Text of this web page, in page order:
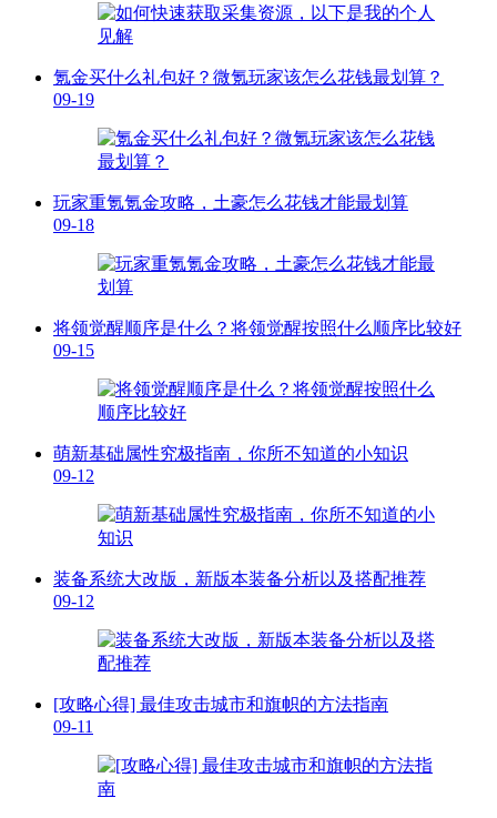
氪金买什么礼包好？微氪玩家该怎么花钱最划算？
09-19
玩家重氪氪金攻略，土豪怎么花钱才能最划算
09-18
将领觉醒顺序是什么？将领觉醒按照什么顺序比较好
09-15
萌新基础属性究极指南，你所不知道的小知识
09-12
装备系统大改版，新版本装备分析以及搭配推荐
09-12
[攻略心得] 最佳攻击城市和旗帜的方法指南
09-11